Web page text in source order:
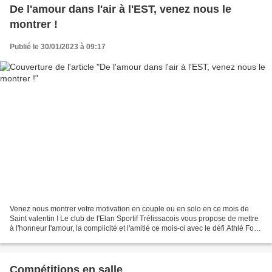
De l'amour dans l'air à l'EST, venez nous le
montrer !
Publié le 30/01/2023 à 09:17
Venez nous montrer votre motivation en couple ou en solo en ce mois de
Saint valentin ! Le club de l'Elan Sportif Trélissacois vous propose de mettre
à l'honneur l'amour, la complicité et l'amitié ce mois-ci avec le défi Athlé Form